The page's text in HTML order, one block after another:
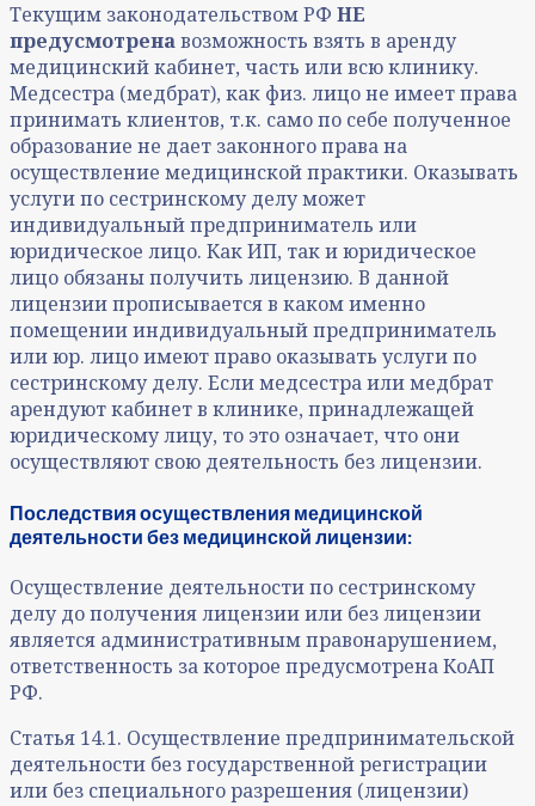
Текущим законодательством РФ НЕ
предусмотренавозможность взять в аренду
медицинский кабинет, часть или всю клинику.
Медсестра (медбрат), как физ. лицо не имеет права
принимать клиентов, т.к. само по себе полученное
образование не дает законного права на
осуществление медицинской практики. Оказывать
услуги по сестринскому делу может
индивидуальный предприниматель или
юридическое лицо. Как ИП, так и юридическое
лицо обязаны получить лицензию. В данной
лицензии прописывается в каком именно
помещении индивидуальный предприниматель
или юр. лицо имеют право оказывать услуги по
сестринскому делу. Если медсестра или медбрат
арендуют кабинет в клинике, принадлежащей
юридическому лицу, то это означает, что они
осуществляют свою деятельность без лицензии.
Последствия осуществления медицинской
деятельности без медицинской лицензии:
Осуществление деятельности по сестринскому
делу до получения лицензии или без лицензии
является административным правонарушением,
ответственность за которое предусмотрена КоАП
РФ.
Статья 14.1. Осуществление предпринимательской
деятельности без государственной регистрации
или без специального разрешения (лицензии)